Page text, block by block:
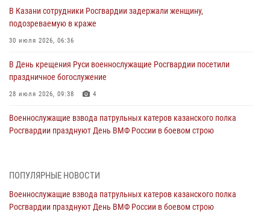
В Казани сотрудники Росгвардии задержали женщину,
подозреваемую в краже
30 июля 2026, 06:36
В День крещения Руси военнослужащие Росгвардии посетили
праздничное богослужение
28 июля 2026, 09:38 4
Военнослужащие взвода патрульных катеров казанского полка
Росгвардии празднуют День ВМФ России в боевом строю
Татарстанские росгвардейцы завоевали «бронзу» в окружном этапе
24 июля 2026, 15:05 4
ПОПУЛЯРНЫЕ НОВОСТИ
Военнослужащие взвода патрульных катеров казанского полка
Росгвардии празднуют День ВМФ России в боевом строю